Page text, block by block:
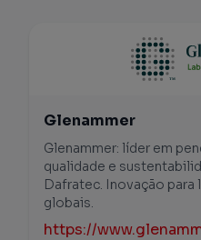
Glenammer
Glenammer: líder em
qualidade e
Dafratec. Inovação
globais.
https://